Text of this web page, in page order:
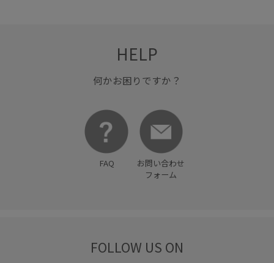
HELP
何かお困りですか？
FAQ
お問い合わせ
フォーム
FOLLOW US ON